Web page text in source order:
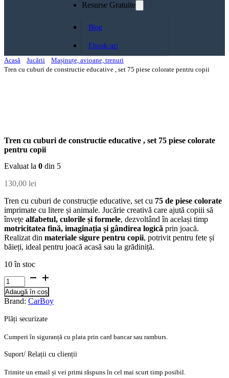
Resurse Gratuite
Blog
Ebook-uri
Acasă
Jucării
Mașinuțe, avioane, trenuri
Tren cu cuburi de constructie educative , set 75 piese colorate pentru copii
Tren cu cuburi de constructie educative , set 75 piese colorate
pentru copii
Evaluat la 0 din 5
130,00 lei
Tren cu cuburi de construcție educative, set cu 75 de piese colorate
imprimate cu litere și animale. Jucărie creativă care ajută copiii să
învețe alfabetul, culorile și formele, dezvoltând în același timp
motricitatea fină, imaginația și gândirea logică prin joacă.
Realizat din materiale sigure pentru copii, potrivit pentru fete și
băieți, ideal pentru joacă acasă sau la grădiniță.
10 în stoc
Cantitate
Tren
cu
cuburi
constructie
,
75
Adaugă în coș
Brand: CarBoy
Plăți securizate
Cumperi în siguranță cu plata prin card bancar sau ramburs.
Suport/ Relații cu clienții
Trimite un email și vei primi răspuns în cel mai scurt timp posibil.